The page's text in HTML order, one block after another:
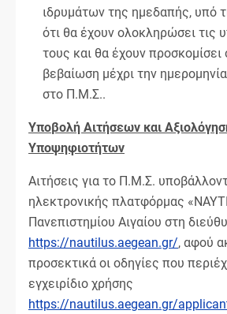
ιδρυμάτων της ημεδαπής, υπό
ότι θα έχουν ολοκληρώσει τις
τους και θα έχουν προσκομίσει
βεβαίωση μέχρι την
στο Π.Μ.Σ..
Υποβολή Αιτήσεων και
Υποψηφιοτήτων
Αιτήσεις για το Π.Μ.Σ.
ηλεκτρονικής πλατφόρμας
Πανεπιστημίου Αιγαίου στη
https://nautilus.aegean.gr/, αφού
προσεκτικά οι οδηγίες που
εγχειρίδιο χρήσης
https://nautilus.aegean.gr/